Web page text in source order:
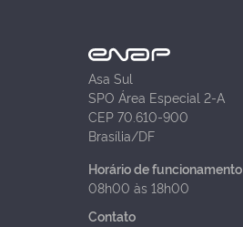
Asa Sul
SPO Área Especial 2-A
CEP 70.610-900
Brasília/DF
Horário de funcionamento
08h00 às 18h00
Contato